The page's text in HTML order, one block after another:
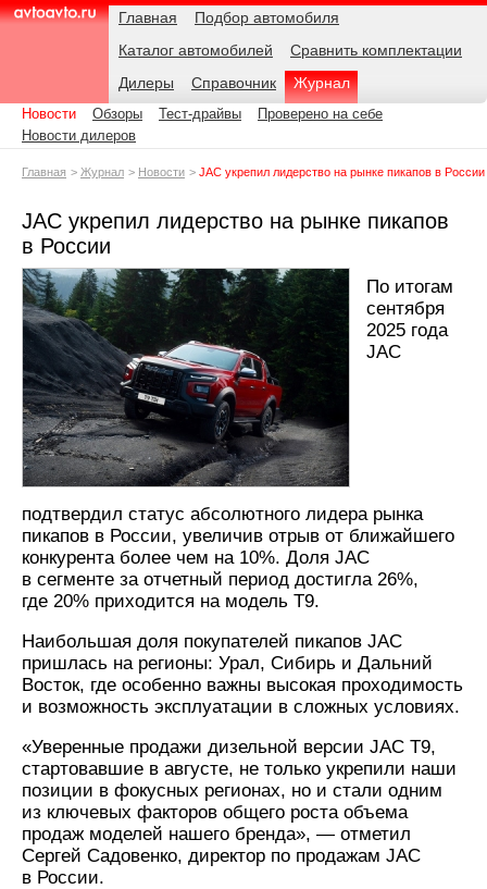
AvtoAvto.ru
Навигация Главная
Подбор автомобиля
Каталог автомобилей
Сравнить комплектации
Дилеры
Справочник Журнал
Подразделы
Новости Обзоры Тест-драйвы
Проверено на себе
Новости дилеров
Родительские
Главная Журнал Новости JAC укрепил лидерство на рынке пикапов в России
JAC укрепил лидерство на рынке пикапов
в России
По итогам
сентября
2025 года
JAC
подтвердил статус абсолютного лидера рынка
пикапов в России, увеличив отрыв от ближайшего
конкурента более чем на 10%. Доля JAC
в сегменте за отчетный период достигла 26%,
где 20% приходится на модель T9.
Наибольшая доля покупателей пикапов JAC
пришлась на регионы: Урал, Сибирь и Дальний
Восток, где особенно важны высокая проходимость
и возможность эксплуатации в сложных условиях.
«Уверенные продажи дизельной версии JAC T9,
стартовавшие в августе, не только укрепили наши
позиции в фокусных регионах, но и стали одним
из ключевых факторов общего роста объема
продаж моделей нашего бренда», — отметил
Сергей Садовенко, директор по продажам JAC
в России.
Дата: